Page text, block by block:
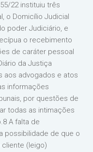
22 instituiu três
o Domicílio Judicial
poder Judiciário, e
o recebimento
de caráter pessoal
da Justiça
aos advogados e atos
informações
por questões de
todas as intimações
A falta de
possibilidade de que o
(leigo)